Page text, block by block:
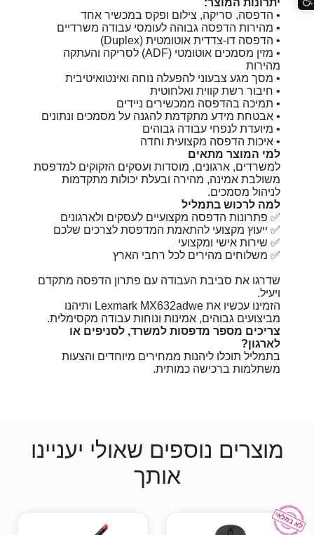
• הדפסה, סריקה, צילום ופקס במכשיר אחד
• מהירות הדפסה גבוהה לעומסי עבודה משרדיים
• הדפסה דו-צדדית אוטומטית (Duplex)
• מזין מסמכים אוטומטי (ADF) לסריקה והעתקה
מהירות
• מסך מגע צבעוני להפעלה נוחה ואינטואיטיבית
• חיבור רשת קווית ואלחוטית
• תמיכה בהדפסה ממכשירים ניידים
• אבטחת מידע מתקדמת להגנה על מסמכים ונתונים
• מיועדת לנפחי עבודה גבוהים
• איכות הדפסה מקצועית וחדה
למי המוצר מתאים
למשרדים, ארגונים, מוסדות ועסקים הזקוקים למדפסת
משולבת אמינה, מהירה ובעלת יכולות מתקדמות
לניהול מסמכים.
למה לרכוש בתמליל
✅ פתרונות הדפסה מקצועיים לעסקים ולארגונים
✅ ייעוץ מקצועי להתאמת המדפסת לצרכים שלכם
✅ שירות אישי ומקצועי
✅ משלוחים מהירים לכל רחבי הארץ
שדרגו את סביבת העבודה עם פתרון הדפסה מתקדם
ויעיל.
הזמינו עכשיו את Lexmark MX632adwe ותיהנו
מביצועים גבוהים, אמינות ונוחות עבודה מקסימלית.
צריכים מספר מדפסות למשרד, לסניפים או
לארגון?
בתמליל תוכלו ליהנות ממחירים מיוחדים והצעות
משתלמות ברכישה כמותית.
מוצרים נוספים שאולי יעניינו
אותך